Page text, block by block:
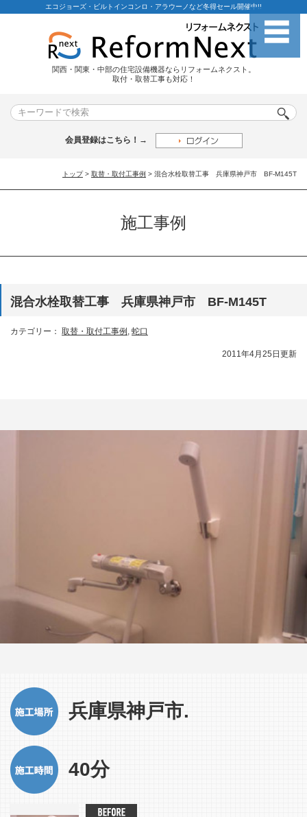
エコジョーズ・ビルトインコンロ・アラウーノなど冬得セール開催中!!
関西・関東・中部の住宅設備機器ならリフォームネクスト。
取付・取替工事も対応！
会員登録はこちら！→
トップ > 取替・取付工事例 > 混合水栓取替工事 兵庫県神戸市 BF-M145T
施工事例
混合水栓取替工事 兵庫県神戸市 BF-M145T
カテゴリー： 取替・取付工事例 , 蛇口
2011年4月25日更新
兵庫県神戸市.
40分